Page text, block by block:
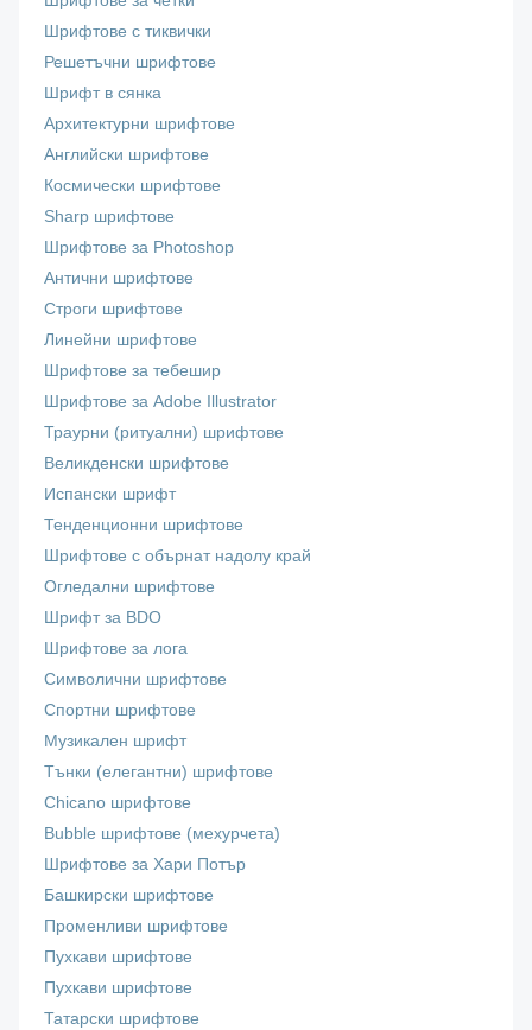
Шрифтове с тиквички
Решетъчни шрифтове
Шрифт в сянка
Архитектурни шрифтове
Английски шрифтове
Космически шрифтове
Sharp шрифтове
Шрифтове за Photoshop
Антични шрифтове
Строги шрифтове
Линейни шрифтове
Шрифтове за тебешир
Шрифтове за Adobe Illustrator
Траурни (ритуални) шрифтове
Великденски шрифтове
Испански шрифт
Тенденционни шрифтове
Шрифтове с обърнат надолу край
Огледални шрифтове
Шрифт за BDO
Шрифтове за лога
Символични шрифтове
Спортни шрифтове
Музикален шрифт
Тънки (елегантни) шрифтове
Chicano шрифтове
Bubble шрифтове (мехурчета)
Шрифтове за Хари Потър
Башкирски шрифтове
Променливи шрифтове
Пухкави шрифтове
Пухкави шрифтове
Татарски шрифтове